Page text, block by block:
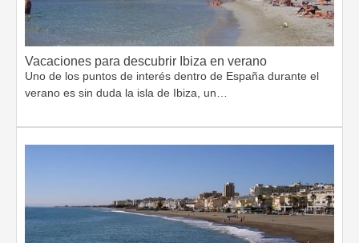
Vacaciones para descubrir Ibiza en verano
Uno de los puntos de interés dentro de España durante el
verano es sin duda la isla de Ibiza, un…